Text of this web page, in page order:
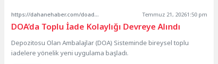
https://dahanehaber.com/doada-toplu-iade-kolayligi-devreye-alindi/ Temmuz 21, 20261:50 pm
DOA’da Toplu İade Kolaylığı Devreye Alındı
Depozitosu Olan Ambalajlar (DOA) Sisteminde bireysel toplu
iadelere yönelik yeni uygulama başladı.